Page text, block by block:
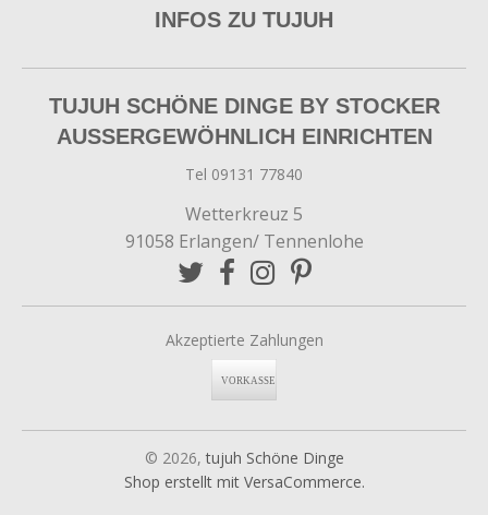
INFOS ZU TUJUH
TUJUH SCHÖNE DINGE BY STOCKER
AUSSERGEWÖHNLICH EINRICHTEN
Tel 09131 77840
Wetterkreuz 5
91058 Erlangen/ Tennenlohe
Akzeptierte Zahlungen
© 2026,tujuh Schöne Dinge
Shop erstellt mit VersaCommerce.